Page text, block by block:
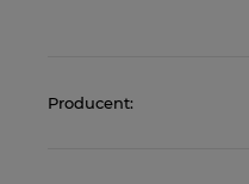
Producent: